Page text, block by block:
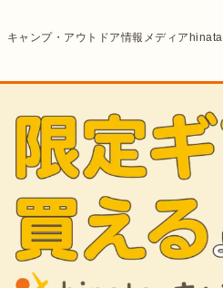
キャンプ・アウトドア情報メディアhinata